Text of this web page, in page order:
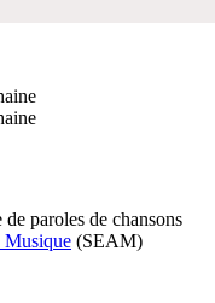
paroles de chansons
Musique (SEAM)